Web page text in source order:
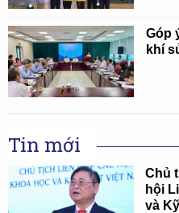
Góp
khí
Tin mới
Chủ
hội
và